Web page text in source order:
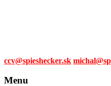
ccv@spieshecker.sk
Menu